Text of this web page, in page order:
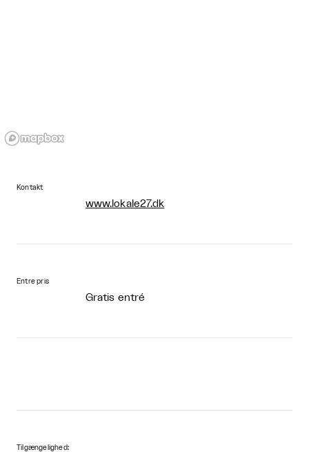
Kontakt
www.lokale27.dk
Entre pris
Gratis entré
Tilgængelighed: